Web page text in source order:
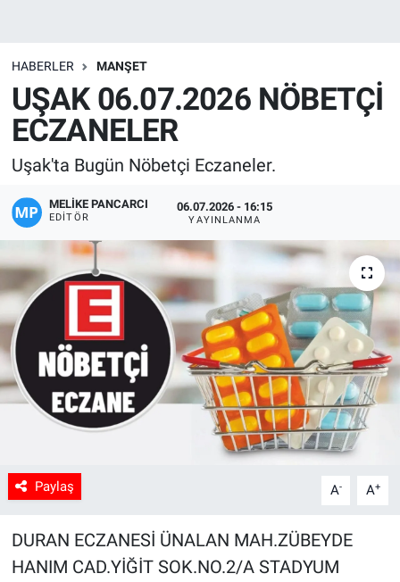
HABERLER MANŞET
UŞAK 06.07.2026 NÖBETÇİ
ECZANELER
Uşak'ta Bugün Nöbetçi Eczaneler.
MELIKE PANCARCI
EDITÖR
06.07.2026 - 16:15
YAYINLANMA
Paylaş A- A+
DURAN ECZANESİ ÜNALAN MAH.ZÜBEYDE
HANIM CAD.YİĞİT SOK.NO.2/A STADYUM
Köşe Yazarları
Kültür Sanat
Manşet
Resmi İlanlar
Sağlık
Son Dakika
Spor
Uşak Haberleri